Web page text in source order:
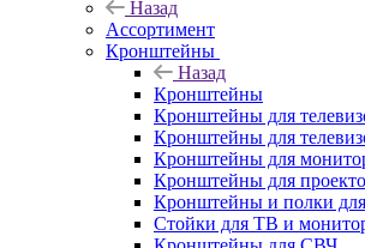
Назад
Ассортимент
Кронштейны
Назад
Кронштейны
Кронштейны для
Кронштейны для
Кронштейны для
Кронштейны для
Кронштейны и полки
Стойки для ТВ и